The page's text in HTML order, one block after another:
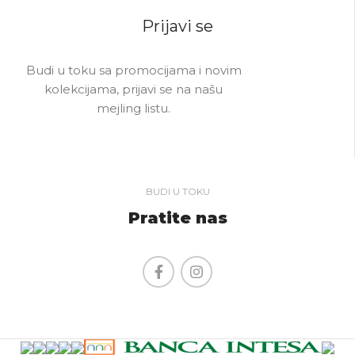
Prijavi se
Budi u toku sa promocijama i novim
kolekcijama, prijavi se na našu
mejling listu.
BUDI U TOKU
Pratite nas